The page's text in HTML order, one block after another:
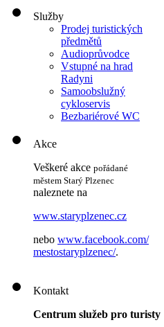
Služby
Prodej turistických
předmětů
Audioprůvodce
Vstupné na hrad
Radyni
Samoobslužný
cykloservis
Bezbariérové WC
Akce
Veškeré akce pořádané
městem Starý Plzenec
naleznete na
www.staryplzenec.cz
nebo www.facebook.com/
mestostaryplzenec/.
Kontakt
Centrum služeb pro turisty